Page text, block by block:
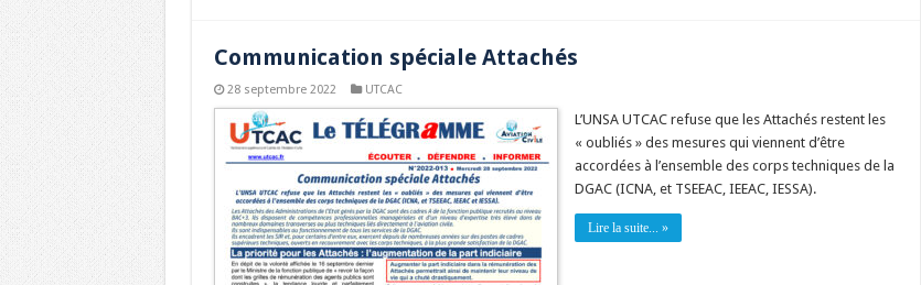
Communication spéciale Attachés
28 septembre 2022 UTCAC
L’UNSA UTCAC refuse que les Attachés restent les
« oubliés » des mesures qui viennent d’être
accordées à l’ensemble des corps techniques de la
DGAC (ICNA, et TSEEAC, IEEAC, IESSA).
Lire la suite... »